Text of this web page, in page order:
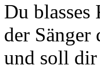
Du
der
und soll